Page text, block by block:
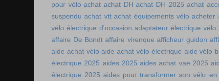
pour vélo achat achat DH achat DH 2025 achat
suspendu achat vtt achat équipements vélo acheter
vélo électrique d'occasion adaptateur électrique vélo
affaire De Bondt affaire virenque afficheur guidon
aide achat vélo aide achat vélo électrique aide vélo
électrique 2025 aides 2025 aides achat vae 2025
électrique 2025 aides pour transformer son vélo en